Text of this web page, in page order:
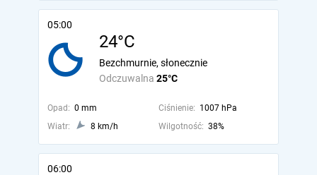
05:00
24°C
Odczuwalna 25°C
Bezchmurnie, słonecznie
Opad: 0 mm Ciśnienie: 1007 hPa
Wiatr:
8 km/h Wilgotność: 38%
06:00